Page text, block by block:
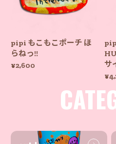
pipi もこもこポーチ ほ
らねっ!!
¥2,600
サ